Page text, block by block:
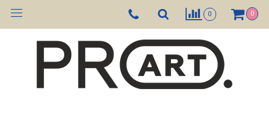
0 0